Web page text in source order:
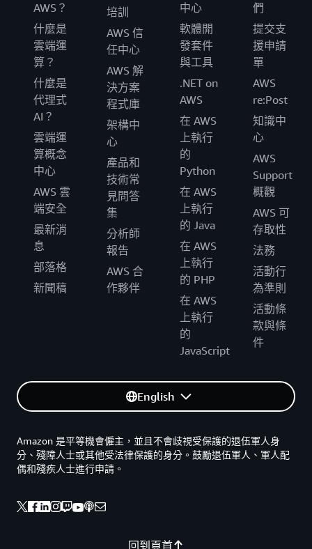
AWS？
什麼是
雲端運
算？
什麼是
代理式
AI？
雲端運
算概念
中心
AWS 雲
端安全
最新消
息
部落格
新聞稿
培訓
AWS 信
任中心
AWS 解
決方案
程式庫
架構中
心
產品和
技術常
見問答
集
分析師
報告
AWS 合
作夥伴
中心
軟體開
發套件
與工具
.NET on
AWS
在 AWS
上執行
的
Python
在 AWS
上執行
的 Java
在 AWS
上執行
的 PHP
在 AWS
上執行
的
JavaScript
們
提交支
援申請
單
AWS
re:Post
知識中
心
AWS
Support
概觀
AWS 可
存取性
法務
活動行
為準則
活動條
款與條
件
English
回到頁首
Amazon 是平等機會僱主，並且不會歧視受保護的退伍軍人身
分、殘障人士或其他受法律保護的身分。鼓勵退伍軍人、軍人配
偶和殘疾人士進行申請。